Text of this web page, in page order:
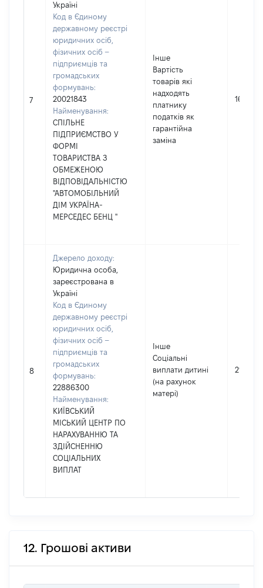
7
Україні
Код в Єдиному
державному реєстрі
юридичних осіб,
фізичних осіб –
підприємців та
громадських
формувань:
20021843
Найменування:
СПІЛЬНЕ
ПІДПРИЄМСТВО У
ФОРМІ
ТОВАРИСТВА З
ОБМЕЖЕНОЮ
ВІДПОВІДАЛЬНІСТЮ
"АВТОМОБІЛЬНИЙ
ДІМ УКРАЇНА-
МЕРСЕДЕС БЕНЦ "
Інше
Вартість
товарів які
надходять
платнику
податків як
гарантійна
заміна
16513
8
Джерело доходу:
Юридична особа,
зареєстрована в
Україні
Код в Єдиному
державному реєстрі
юридичних осіб,
фізичних осіб –
підприємців та
громадських
формувань:
22886300
Найменування:
КИЇВСЬКИЙ
МІСЬКИЙ ЦЕНТР ПО
НАРАХУВАННЮ ТА
ЗДІЙСНЕННЮ
СОЦІАЛЬНИХ
ВИПЛАТ
Інше
Соціальні
виплати дитині
(на рахунок
матері)
21700
12. Грошові активи